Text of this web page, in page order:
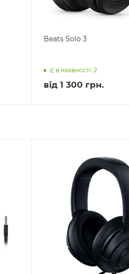
Beats Solo 3
Є в наявності: 2
від 1 300 грн.